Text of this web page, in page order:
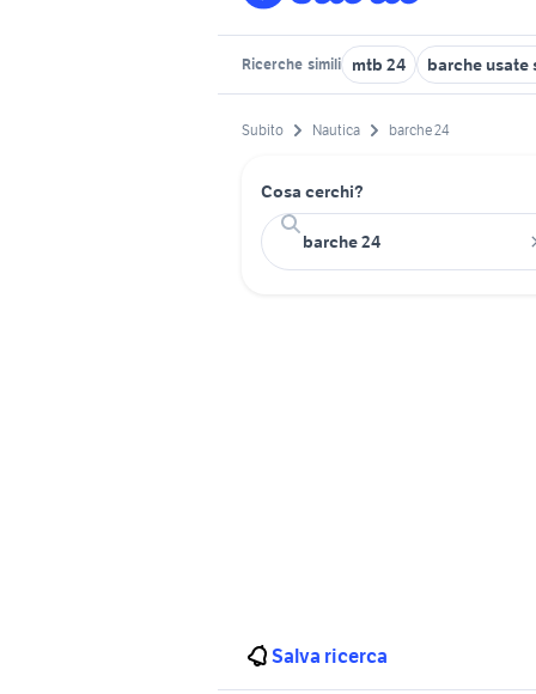
Ricerche simili mtb 24 barche usate
Subito Nautica barche 24
Cosa cerchi?
Salva ricerca